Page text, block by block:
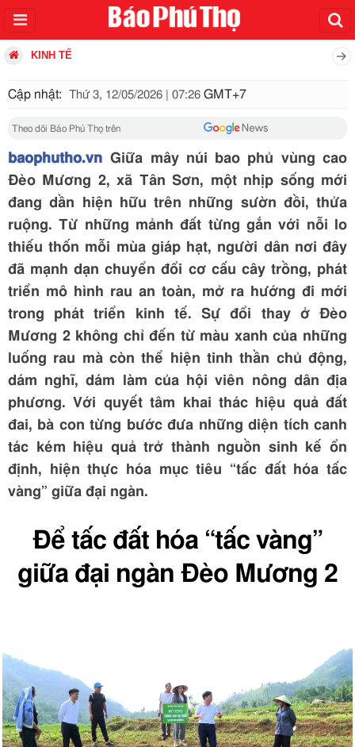
KINH TẾ
Cập nhật: Thứ 3, 12/05/2026 | 07:26 GMT+7
Theo dõi Báo Phú Thọ trên
baophutho.vn Giữa mây núi bao phủ vùng cao
Đèo Mương 2, xã Tân Sơn, một nhịp sống mới
đang dần hiện hữu trên những sườn đồi, thửa
ruộng. Từ những mảnh đất từng gắn với nỗi lo
thiếu thốn mỗi mùa giáp hạt, người dân nơi đây
đã mạnh dạn chuyển đổi cơ cấu cây trồng, phát
triển mô hình rau an toàn, mở ra hướng đi mới
trong phát triển kinh tế. Sự đổi thay ở Đèo
Mương 2 không chỉ đến từ màu xanh của những
luống rau mà còn thể hiện tinh thần chủ động,
dám nghĩ, dám làm của hội viên nông dân địa
phương. Với quyết tâm khai thác hiệu quả đất
đai, bà con từng bước đưa những diện tích canh
tác kém hiệu quả trở thành nguồn sinh kế ổn
định, hiện thực hóa mục tiêu “tấc đất hóa tấc
vàng” giữa đại ngàn.
Để tấc đất hóa “tấc vàng”
giữa đại ngàn Đèo Mương 2